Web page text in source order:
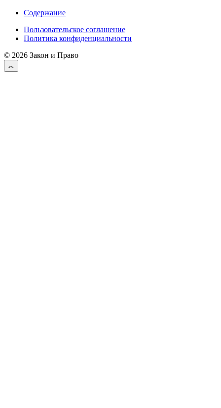
Содержание
Пользовательское соглашение
Политика конфиденциальности
© 2026 Закон и Право